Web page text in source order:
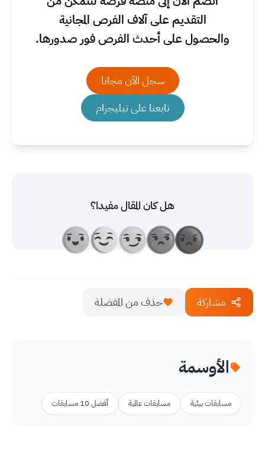
التقديم على آلاف الفرص المجانية
والحصول على أحدث الفرص فور صدورها.
سجل الآن مجانا
تابعنا على تيليجرام
هل كان المقال مفيدا؟
مشاركة حذف من المفضلة
الأوسمة
مسابقات بيئية مسابقات عالمية أفضل 10 مسابقات